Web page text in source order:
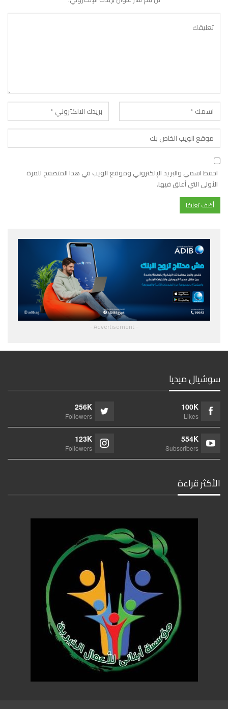
احفظ اسمي والبريد الإلكتروني وموقع الويب في هذا المتصفح للمرة
الأولى التي أعلق فيها.
- Advertisement -
سوشيال ميديا
100K
Likes
256K
Followers
554K
Subscribers
123K
Followers
الأكثر قراءة